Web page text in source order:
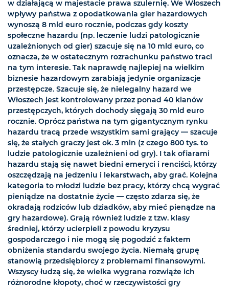
w działającą w majestacie prawa szulernię. We Włoszech
wpływy państwa z opodatkowania gier hazardowych
wynoszą 8 mld euro rocznie, podczas gdy koszty
społeczne hazardu (np. leczenie ludzi patologicznie
uzależnionych od gier) szacuje się na 10 mld euro, co
oznacza, że w ostatecznym rozrachunku państwo traci
na tym interesie. Tak naprawdę najlepiej na wielkim
biznesie hazardowym zarabiają jedynie organizacje
przestępcze. Szacuje się, że nielegalny hazard we
Włoszech jest kontrolowany przez ponad 40 klanów
przestępczych, których dochody sięgają 30 mld euro
rocznie. Oprócz państwa na tym gigantycznym rynku
hazardu tracą przede wszystkim sami grający — szacuje
się, że stałych graczy jest ok. 3 mln (z czego 800 tys. to
ludzie patologicznie uzależnieni od gry). I tak ofiarami
hazardu stają się nawet biedni emeryci i renciści, którzy
oszczędzają na jedzeniu i lekarstwach, aby grać. Kolejna
kategoria to młodzi ludzie bez pracy, którzy chcą wygrać
pieniądze na dostatnie życie — często zdarza się, że
okradają rodziców lub dziadków, aby mieć pienądze na
gry hazardowe). Grają również ludzie z tzw. klasy
średniej, którzy ucierpieli z powodu kryzysu
gospodarczego i nie mogą się pogodzić z faktem
obniżenia standardu swojego życia. Niemałą grupę
stanowią przedsiębiorcy z problemami finansowymi.
Wszyscy łudzą się, że wielka wygrana rozwiąże ich
różnorodne kłopoty, choć w rzeczywistości gry